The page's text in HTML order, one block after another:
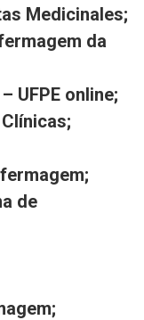
Medicinales;
da
UFPE online;
de